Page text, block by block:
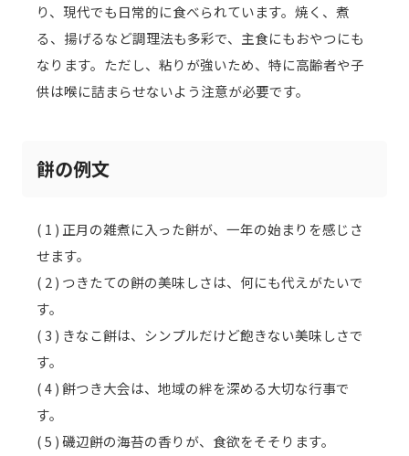
り、現代でも日常的に食べられています。焼く、煮
る、揚げるなど調理法も多彩で、主食にもおやつにも
なります。ただし、粘りが強いため、特に高齢者や子
供は喉に詰まらせないよう注意が必要です。
餅の例文
( 1 ) 正月の雑煮に入った餅が、一年の始まりを感じさ
せます。
( 2 ) つきたての餅の美味しさは、何にも代えがたいで
す。
( 3 ) きなこ餅は、シンプルだけど飽きない美味しさで
す。
( 4 ) 餅つき大会は、地域の絆を深める大切な行事で
す。
( 5 ) 磯辺餅の海苔の香りが、食欲をそそります。